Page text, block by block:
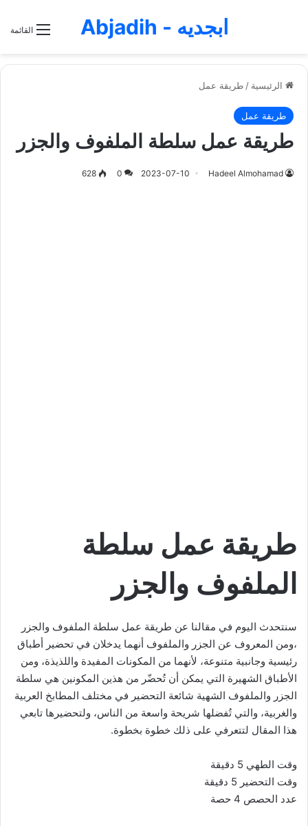
القائمة ابجديه - Abjadih
الرئيسية / طريقة عمل
طريقة عمل
طريقة عمل سلطة الملفوف والجزر
Hadeel Almohamad
2023-07-10
0
628
طريقة عمل سلطة
الملفوف والجزر
سنتحدث اليوم في مقالنا عن طريقة عمل سلطة الملفوف والجزر
،ومن المعروف عن الجزر والملفوف أنهما يدخلان في تحضير أطباق
رئيسية وجانبية متنوعة، لأنهما من المكونات المفيدة واللذيذة، ومن
الأطباق الشهيرة التي يمكن أن تُحضّر من هذين المكونين هي سلطة
الجزر والملفوف الشهية شائعة التحضير في مختلف المطابخ العربية
والغربية، والتي تُفضلها شريحة واسعة من الناس، ولتحضيرها تابعي
هذا المقال لتتعرفي على ذلك خطوة بخطوة.
وقت الطهي 5 دقيقة
وقت التحضير 5 دقيقة
عدد الحصص 4 حصة